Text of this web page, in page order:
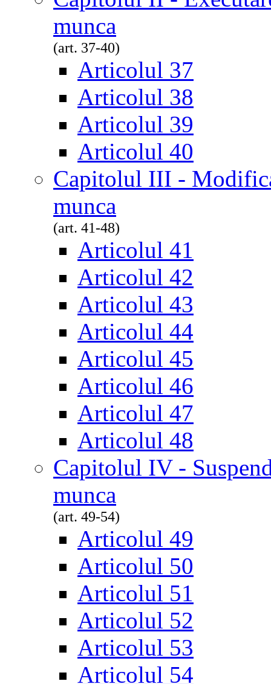
munca
(art. 37-40)
Articolul 37
Articolul 38
Articolul 39
Articolul 40
Capitolul III -
munca
(art. 41-48)
Articolul 41
Articolul 42
Articolul 43
Articolul 44
Articolul 45
Articolul 46
Articolul 47
Articolul 48
Capitolul IV -
munca
(art. 49-54)
Articolul 49
Articolul 50
Articolul 51
Articolul 52
Articolul 53
Articolul 54